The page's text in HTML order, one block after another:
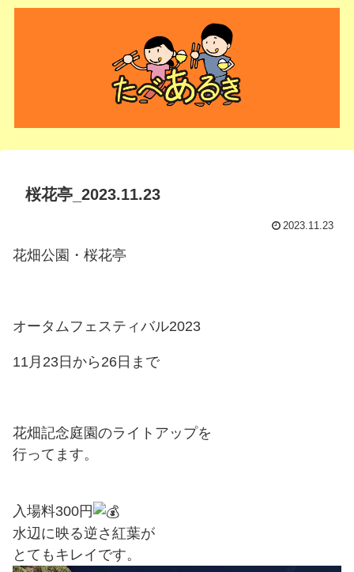
桜花亭_2023.11.23
2023.11.23
花畑公園・桜花亭
オータムフェスティバル2023
11月23日から26日まで
花畑記念庭園のライトアップを
行ってます。
入場料300円
水辺に映る逆さ紅葉が
とてもキレイです。